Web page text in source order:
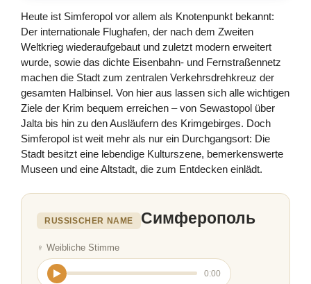
Heute ist Simferopol vor allem als Knotenpunkt bekannt:
Der internationale Flughafen, der nach dem Zweiten
Weltkrieg wiederaufgebaut und zuletzt modern erweitert
wurde, sowie das dichte Eisenbahn- und Fernstraßennetz
machen die Stadt zum zentralen Verkehrsdrehkreuz der
gesamten Halbinsel. Von hier aus lassen sich alle wichtigen
Ziele der Krim bequem erreichen – von Sewastopol über
Jalta bis hin zu den Ausläufern des Krimgebirges. Doch
Simferopol ist weit mehr als nur ein Durchgangsort: Die
Stadt besitzt eine lebendige Kulturszene, bemerkenswerte
Museen und eine Altstadt, die zum Entdecken einlädt.
RUSSISCHER NAME Симферополь
♀ Weibliche Stimme
0:00